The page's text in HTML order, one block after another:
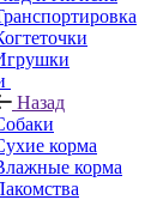
Назад
корма
корма